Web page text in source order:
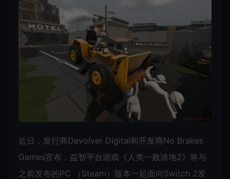
近日，发行商Devolver Digital和开发商No Brakes
Games宣布，益智平台游戏《人类一败涂地2》将与
之前发布的PC （Steam）版本一起面向Switch 2发